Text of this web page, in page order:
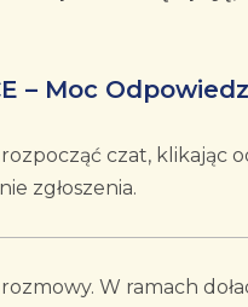
– Moc
czat, klikając
zgłoszenia.
W ramach